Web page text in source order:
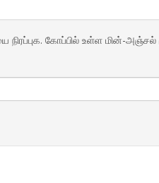
கோப்பில் உள்ள மின்-அஞ்சல்